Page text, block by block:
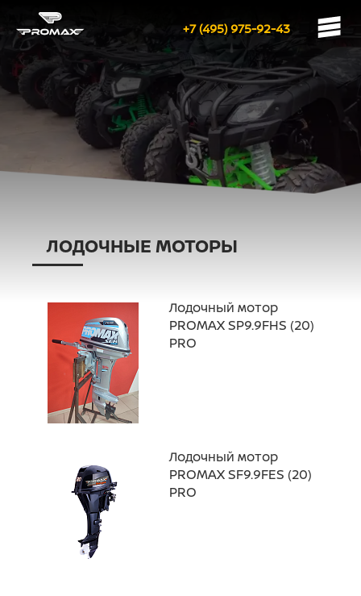
+7 (495) 975-92-43
ЛОДОЧНЫЕ МОТОРЫ
Лодочный мотор
PROMAX SP9.9FHS (20)
PRO
Лодочный мотор
PROMAX SF9.9FES (20)
PRO